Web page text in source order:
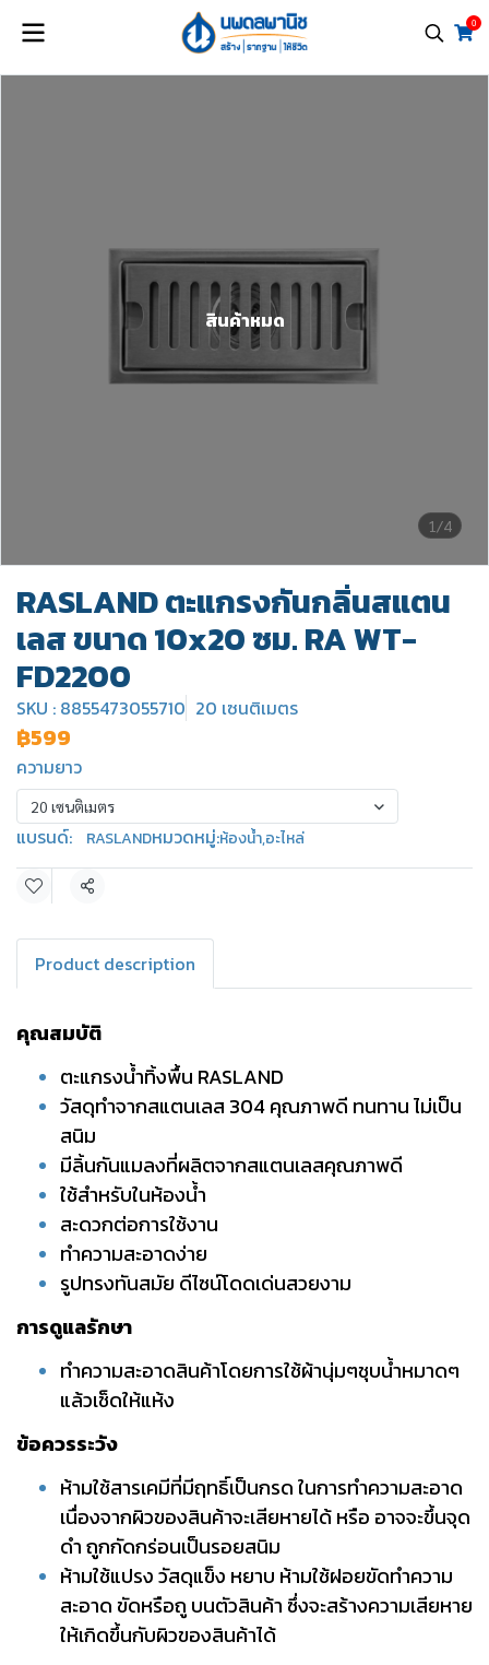
0
1/4
สินค้าหมด
RASLAND ตะแกรงกันกลิ่นสแตน
เลส ขนาด 10x20 ซม. RA WT-
FD2200
SKU : 8855473055710 20 เซนติเมตร
฿599
ความยาว
20 เซนติเมตร
แบรนด์: RASLANDหมวดหมู่:ห้องน้ำ,อะไหล่
แชร์
Product description
คุณสมบัติ
ตะแกรงน้ำทิ้งพื้น RASLAND
วัสดุทำจากสแตนเลส 304 คุณภาพดี ทนทาน ไม่เป็น
สนิม
มีลิ้นกันแมลงที่ผลิตจากสแตนเลสคุณภาพดี
ใช้สำหรับในห้องน้ำ
สะดวกต่อการใช้งาน
ทำความสะอาดง่าย
รูปทรงทันสมัย ดีไซน์โดดเด่นสวยงาม
การดูแลรักษา
ทำความสะอาดสินค้าโดยการใช้ผ้านุ่มๆชุบน้ำหมาดๆ
แล้วเช็ดให้แห้ง
ข้อควรระวัง
ห้ามใช้สารเคมีที่มีฤทธิ์เป็นกรด ในการทำความสะอาด
เนื่องจากผิวของสินค้าจะเสียหายได้ หรือ อาจจะขึ้นจุด
ดำ ถูกกัดกร่อนเป็นรอยสนิม
ห้ามใช้แปรง วัสดุแข็ง หยาบ ห้ามใช้ฝอยขัดทำความ
สะอาด ขัดหรือถู บนตัวสินค้า ซึ่งจะสร้างความเสียหาย
ให้เกิดขึ้นกับผิวของสินค้าได้